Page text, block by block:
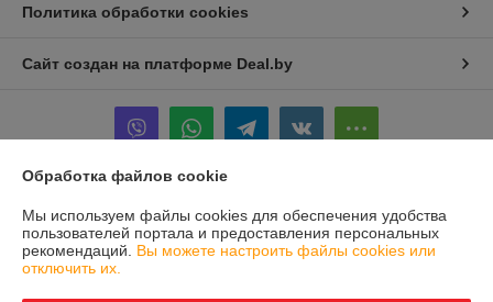
Политика обработки cookies
Сайт создан на платформе Deal.by
Информация для покупателя
Юридическое лицо:ООО «ТрейдВек Групп»
РБ, 220037, г.Минск, ул. Передовая, д.15, офис27Б.
Регистрационный номер ЕГР: 193721380
Обработка файлов cookie
Мы используем файлы cookies для обеспечения удобства
пользователей портала и предоставления персональных
рекомендаций. Вы можете настроить файлы cookies или
отключить их.